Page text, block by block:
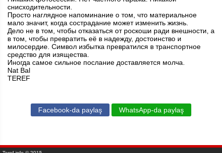
снисходительности.
Просто наглядное напоминание о том, что материальное
мало значит, когда сострадание может изменить жизнь.
Дело не в том, чтобы отказаться от роскоши ради внешности, а
в том, чтобы превратить её в надежду, достоинство и
милосердие. Символ избытка превратился в транспортное
средство для изящества.
Иногда самое сильное послание доставляется молча.
Nat Bal
TEREF
Facebook-da paylaş WhatsApp-da paylaş